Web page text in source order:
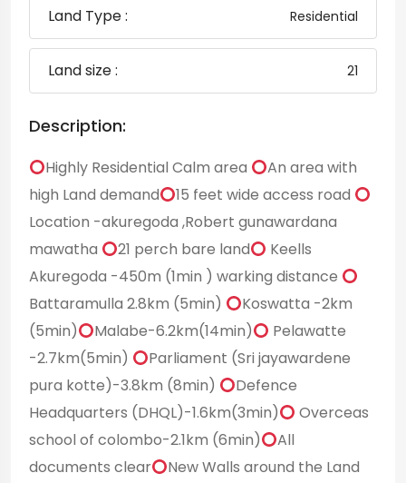
Land Type : Residential
Land size : 21
Description:
Highly Residential Calm area
An area with
high Land demand
15 feet wide access road
Location -akuregoda ,Robert gunawardana
mawatha
21 perch bare land
Keells
Akuregoda -450m (1min ) warking distance
Battaramulla 2.8km (5min)
Koswatta -2km
(5min)
Malabe-6.2km(14min)
Pelawatte
-2.7km(5min)
Parliament (Sri jayawardene
pura kotte)-3.8km (8min)
Defence
Headquarters (DHQL)-1.6km(3min)
Overceas
school of colombo-2.1km (6min)
All
documents clear
New Walls around the Land